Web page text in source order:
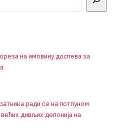
на имовину доспева за
ради се на потпуном
дивљих депонија на